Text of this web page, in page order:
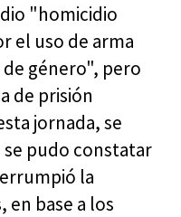
"homicidio
el uso de arma
género", pero
de prisión
jornada, se
se pudo constatar
la
en base a los